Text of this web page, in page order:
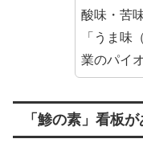
酸味・苦
「うま味
業のパイ
「鯵の素」看板